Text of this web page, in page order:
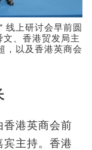
线上研讨会早前圆
、香港贸发局主
，以及香港英商会
香港英商会前
主持。香港